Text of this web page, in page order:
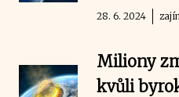
28. 6. 2024
Miliony
kvůli